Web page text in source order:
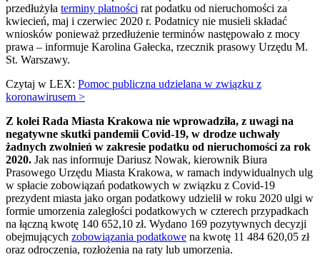
przedłużyła terminy płatności rat podatku od nieruchomości za
kwiecień, maj i czerwiec 2020 r. Podatnicy nie musieli składać
wniosków ponieważ przedłużenie terminów następowało z mocy
prawa – informuje Karolina Gałecka, rzecznik prasowy Urzędu M.
St. Warszawy.
Czytaj w LEX: Pomoc publiczna udzielana w związku z
koronawirusem >
Z kolei Rada Miasta Krakowa nie wprowadziła, z uwagi na
negatywne skutki pandemii Covid-19, w drodze uchwały
żadnych zwolnień w zakresie podatku od nieruchomości za rok
2020. Jak nas informuje Dariusz Nowak, kierownik Biura
Prasowego Urzędu Miasta Krakowa, w ramach indywidualnych ulg
w spłacie zobowiązań podatkowych w związku z Covid-19
prezydent miasta jako organ podatkowy udzielił w roku 2020 ulgi w
formie umorzenia zaległości podatkowych w czterech przypadkach
na łączną kwotę 140 652,10 zł. Wydano 169 pozytywnych decyzji
obejmujących zobowiązania podatkowe na kwotę 11 484 620,05 zł
oraz odroczenia, rozłożenia na raty lub umorzenia.